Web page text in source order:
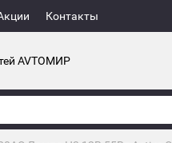
Контакты
AVTOМИР